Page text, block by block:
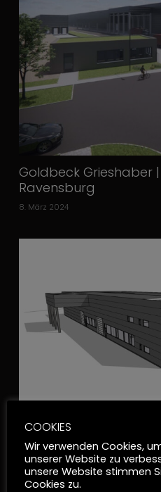
Goldbeck Grieshaber |
Ravensburg
8. März 2024
Grillrost | Ehingen
8. März 2024
COOKIES
Wir verwenden Cookies,
unserer Website zu
unsere Website stimmen
Cookies zu.